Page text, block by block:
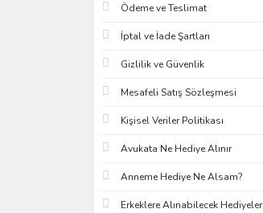
Ödeme ve Teslimat
İptal ve İade Şartları
Gizlilik ve Güvenlik
Mesafeli Satış Sözleşmesi
Kişisel Veriler Politikası
Avukata Ne Hediye Alınır
Anneme Hediye Ne Alsam?
Erkeklere Alınabilecek Hediyeler